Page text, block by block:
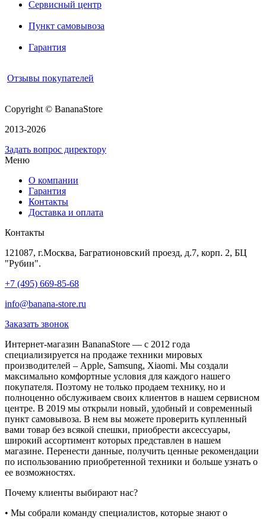
Сервисный центр
Пункт самовывоза
Гарантия
Отзывы покупателей
Copyright © BananaStore
2013-2026
Задать вопрос директору
Меню
О компании
Гарантия
Контакты
Доставка и оплата
Контакты
121087, г.Москва, Багратионовский проезд, д.7, корп. 2, БЦ
"Рубин".
+7 (495) 669-85-68
info@banana-store.ru
Заказать звонок
Интернет-магазин BananaStore — с 2012 года
специализируется на продаже техники мировых
производителей – Apple, Samsung, Xiaomi. Мы создали
максимально комфортные условия для каждого нашего
покупателя. Поэтому не только продаем технику, но и
полноценно обслуживаем своих клиентов в нашем сервисном
центре. В 2019 мы открыли новый, удобный и современный
пункт самовывоза. В нем вы можете проверить купленный
вами товар без всякой спешки, приобрести аксессуары,
широкий ассортимент которых представлен в нашем
магазине. Перенести данные, получить ценные рекомендации
по использованию приобретенной техники и больше узнать о
ее возможностях.
Почему клиенты выбирают нас?
• Мы собрали команду специалистов, которые знают о